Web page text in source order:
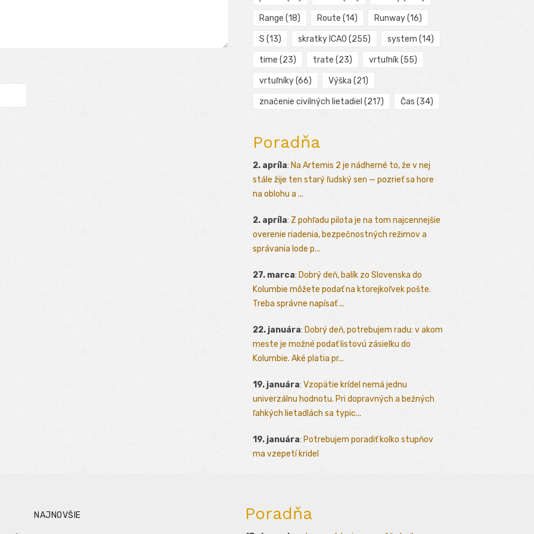
Range (18) Route (14) Runway(16)
S (13) skratky ICAO (255) system (14)
time (23) trate (23) vrtuľník(55)
vrtuľníky(66) Výška (21)
značenie civilných lietadiel (217) Čas (34)
Poradňa
2. apríla: Na Artemis 2 je nádherné to, že v nej
stále žije ten starý ľudský sen — pozrieť sa hore
na oblohu a ...
2. apríla: Z pohľadu pilota je na tom najcennejšie
overenie riadenia, bezpečnostných režimov a
správania lode p...
27. marca: Dobrý deň, balík zo Slovenska do
Kolumbie môžete podať na ktorejkoľvek pošte.
Treba správne napísať ...
22. januára: Dobrý deň, potrebujem radu: v akom
meste je možné podať listovú zásielku do
Kolumbie. Aké platia pr...
19. januára: Vzopätie krídel nemá jednu
univerzálnu hodnotu. Pri dopravných a bežných
ľahkých lietadlách sa typic...
19. januára: Potrebujem poradiť kolko stupňov
ma vzepetí kridel
NAJNOVŠIE Poradňa